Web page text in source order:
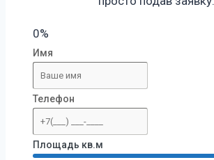
0%
Имя
Телефон
Площадь кв.м